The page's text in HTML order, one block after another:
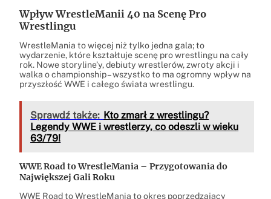
Wpływ WrestleManii 40 na Scenę Pro
Wrestlingu
WrestleMania to więcej niż tylko jedna gala; to
wydarzenie, które kształtuje scenę pro wrestlingu na cały
rok. Nowe storyline’y, debiuty wrestlerów, zwroty akcji i
walka o championship – wszystko to ma ogromny wpływ na
przyszłość WWE i całego świata wrestlingu.
Sprawdź także: Kto zmarł z wrestlingu?
Legendy WWE i wrestlerzy, co odeszli w wieku
63/79!
WWE Road to WrestleMania – Przygotowania do
Największej Gali Roku
WWE Road to WrestleMania to okres poprzedzający